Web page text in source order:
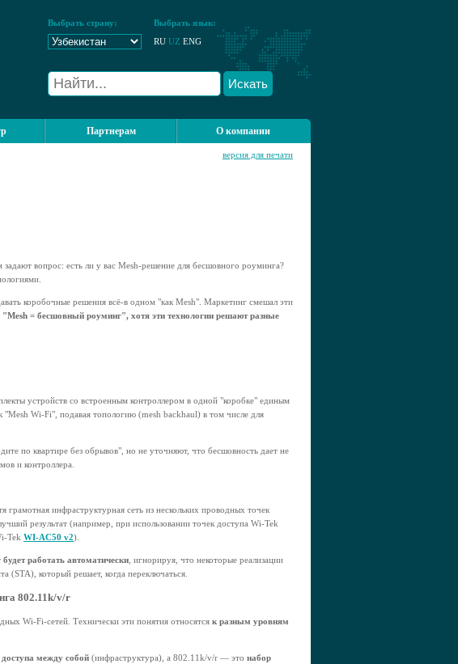
Выбрать страну:
Выбрать язык:
RU UZ ENG
Искать
Партнерам О компании
версия для печати
вопрос: есть ли у вас Mesh-решение для бесшовного роуминга?
коробочные решения всё-в одном "как Mesh". Маркетинг смешал эти
"Mesh = бесшовный роуминг", хотя эти технологии решают разные
устройств со встроенным контроллером в одной "коробке" единым
Wi-Fi", подавая топологию (mesh backhaul) в том числе для
по квартире без обрывов", но не уточняют, что бесшовность дает не
и контроллера.
грамотная инфраструктурная сеть из нескольких проводных точек
результат (например, при использовании точек доступа Wi-Tek
Tek WI-AC50 v2).
работать автоматически , игнорируя, что некоторые реализации
(STA), который решает, когда переключаться.
802.11k/v/r
Wi-Fi-сетей. Технически эти понятия относятся к разным уровням
доступа между собой (инфраструктура), а 802.11k/v/r — это набор